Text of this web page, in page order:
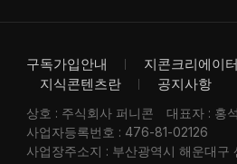
구독가입안내
지콘크리에이
지식콘텐츠란
공지사항
상호 : 주식회사 퍼니콘
대표자 : 홍
사업자등록번호 : 476-81-02126
사업장주소지 : 부산광역시 해운대